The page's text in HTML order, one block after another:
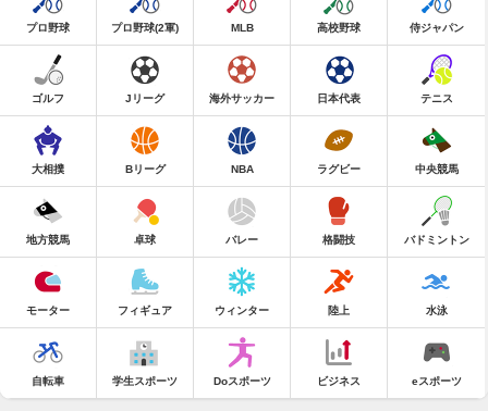
プロ野球 プロ野球(2軍) MLB 高校野球 侍ジャパン
ゴルフ Jリーグ 海外サッカー 日本代表 テニス
大相撲 Bリーグ NBA ラグビー 中央競馬
地方競馬 卓球 バレー 格闘技 バドミントン
モーター フィギュア ウィンター 陸上 水泳
自転車 学生スポーツ Doスポーツ ビジネス eスポーツ